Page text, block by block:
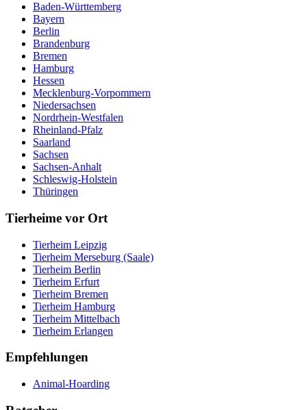
Baden-Württemberg
Bayern
Berlin
Brandenburg
Bremen
Hamburg
Hessen
Mecklenburg-Vorpommern
Niedersachsen
Nordrhein-Westfalen
Rheinland-Pfalz
Saarland
Sachsen
Sachsen-Anhalt
Schleswig-Holstein
Thüringen
Tierheime vor Ort
Tierheim Leipzig
Tierheim Merseburg (Saale)
Tierheim Berlin
Tierheim Erfurt
Tierheim Bremen
Tierheim Hamburg
Tierheim Mittelbach
Tierheim Erlangen
Empfehlungen
Animal-Hoarding